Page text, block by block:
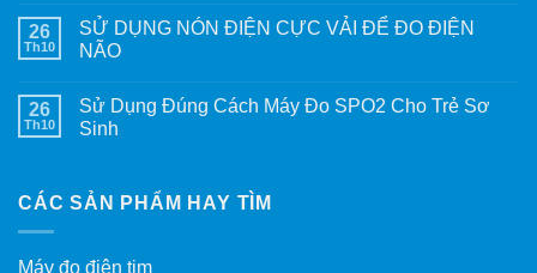
26
Th10
SỬ DỤNG NÓN ĐIỆN CỰC VẢI ĐỂ ĐO ĐIỆN
NÃO
26
Th10
Sử Dụng Đúng Cách Máy Đo SPO2 Cho Trẻ Sơ
Sinh
CÁC SẢN PHẨM HAY TÌM
Máy đo điện tim